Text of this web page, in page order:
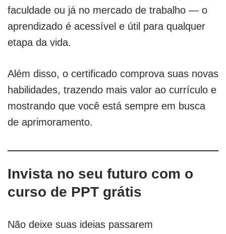
faculdade ou já no mercado de trabalho — o
aprendizado é acessível e útil para qualquer
etapa da vida.
Além disso, o certificado comprova suas novas
habilidades, trazendo mais valor ao currículo e
mostrando que você está sempre em busca
de aprimoramento.
Invista no seu futuro com o
curso de PPT grátis
Não deixe suas ideias passarem